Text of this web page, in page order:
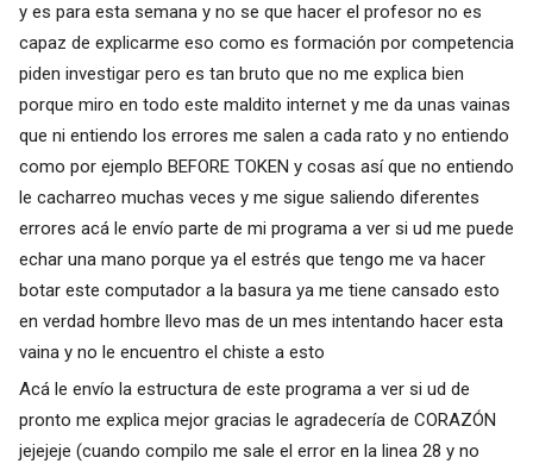
y es para esta semana y no se que hacer el profesor no es
capaz de explicarme eso como es formación por competencia
piden investigar pero es tan bruto que no me explica bien
porque miro en todo este maldito internet y me da unas vainas
que ni entiendo los errores me salen a cada rato y no entiendo
como por ejemplo BEFORE TOKEN y cosas así que no entiendo
le cacharreo muchas veces y me sigue saliendo diferentes
errores acá le envío parte de mi programa a ver si ud me puede
echar una mano porque ya el estrés que tengo me va hacer
botar este computador a la basura ya me tiene cansado esto
en verdad hombre llevo mas de un mes intentando hacer esta
vaina y no le encuentro el chiste a esto
Acá le envío la estructura de este programa a ver si ud de
pronto me explica mejor gracias le agradecería de CORAZÓN
jejejeje (cuando compilo me sale el error en la linea 28 y no